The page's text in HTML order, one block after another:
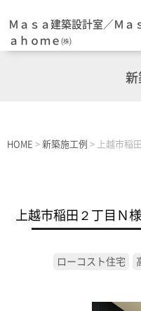
Ｍａｓａ建築設計室／Ｍａ
ａｈｏｍｅ㈱
新
HOME > 新築施工例 > 上越市稲
上越市稲田２丁目Ｎ
ローコスト住宅